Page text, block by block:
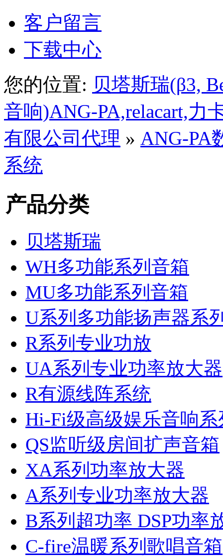
客户留言
下载中心
您的位置: 贝塔斯瑞(β3,
音响)ANG-PA,relacart,
有限公司代理 » ANG-PA
系统
产品分类
贝塔斯瑞
WH多功能系列音箱
MU多功能系列音箱
U系列多功能扬声器系
R系列专业功放
UA系列专业功率放大器
R有源线阵系统
Hi-Fi级高级娱乐音响系
QS监听级房间扩声音箱
XA系列功率放大器
A系列专业功率放大器
B系列超功率 DSP功率
C-fire温暖系列歌唱音箱